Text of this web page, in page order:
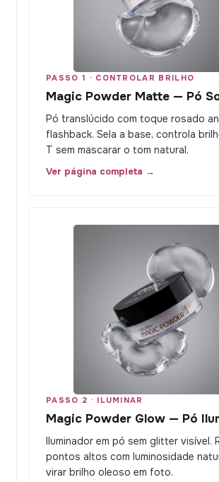
PASSO 1 · CONTROLAR BRILHO
Magic Powder Matte — Pó
Pó translúcido com toque rosado
flashback. Sela a base, controla
T sem mascarar o tom natural.
Ver página completa →
PASSO 2 · ILUMINAR
Magic Powder Glow — Pó
Iluminador em pó sem glitter visível.
pontos altos com luminosidade
virar brilho oleoso em foto.